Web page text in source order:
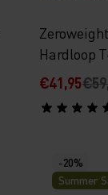
Hardloop
€41,95
-20%
Summer